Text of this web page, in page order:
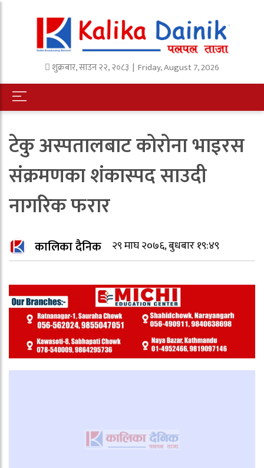
शुक्रबार,साउन२२,२०८३ | Friday, August 7, 2026
टेकु अस्पतालबाट कोरोना भाइरस
संक्रमणका शंकास्पद साउदी
नागरिक फरार
कालिका दैनिक २९ माघ २०७६, बुधबार १९:४९